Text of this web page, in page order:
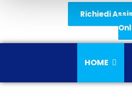
Richiedi
HOME